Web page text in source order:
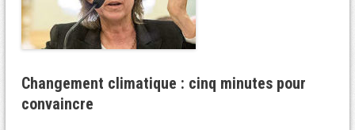
Changement climatique : cinq minutes pour
convaincre